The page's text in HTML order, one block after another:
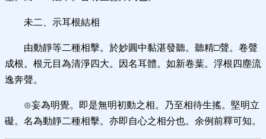
未二、示耳根結相
由動靜等二種相擊。於妙圓中黏湛發聽。聽精□聲。卷聲
成根。根元目為清淨四大。因名耳體。如新卷葉。浮根四塵流
逸奔聲。
⊙妄為明覺。即是無明初動之相。乃至相待生搖。堅明立
礙。名為動靜二種相擊。亦即自心之相分也。余例前釋可知。